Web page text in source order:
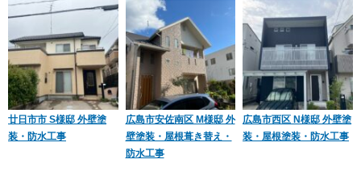
廿日市市 S様邸 外壁塗
装・防水工事
広島市安佐南区 M様邸 外
壁塗装・屋根葺き替え・
防水工事
広島市西区 N様邸 外壁塗
装・屋根塗装・防水工事